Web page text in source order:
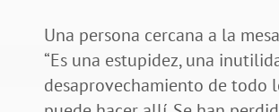
Una persona cercana a la
“Es una estupidez, una
desaprovechamiento de todo